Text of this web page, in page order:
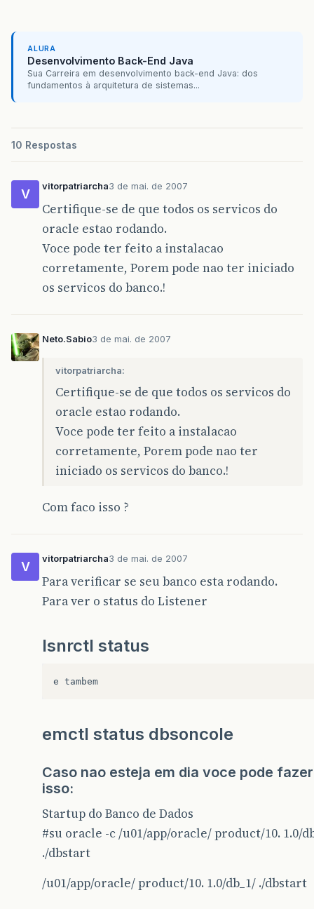
ALURA
Desenvolvimento Back-End Java
Sua Carreira em desenvolvimento back-end Java: dos
fundamentos à arquitetura de sistemas...
10 Respostas
V
vitorpatriarcha3 de mai. de 2007
Certifique-se de que todos os servicos do
oracle estao rodando.
Voce pode ter feito a instalacao
corretamente, Porem pode nao ter iniciado
os servicos do banco.!
Neto.Sabio3 de mai. de 2007
vitorpatriarcha:
Certifique-se de que todos os servicos do
oracle estao rodando.
Voce pode ter feito a instalacao
corretamente, Porem pode nao ter
iniciado os servicos do banco.!
Com faco isso ?
V
vitorpatriarcha3 de mai. de 2007
Para verificar se seu banco esta rodando.
Para ver o status do Listener
lsnrctl status
e tambem
emctl status dbsoncole
Caso nao esteja em dia voce pode fazer
isso:
Startup do Banco de Dados
#su oracle -c /u01/app/oracle/ product/10. 1.0/
./dbstart
/u01/app/oracle/ product/10. 1.0/db_1/ ./dbstart